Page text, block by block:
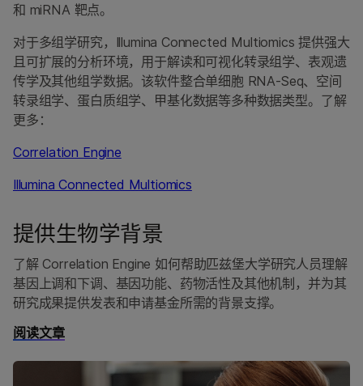
和 miRNA 靶点。
对于多组学研究，Illumina Connected Multiomics 提供强大
且可扩展的分析环境，用于解读和可视化转录组学、表观遗
传学及其他组学数据。该软件整合单细胞 RNA-Seq、空间
转录组学、蛋白质组学、甲基化数据等多种数据类型。了解
更多：
Correlation Engine
Illumina Connected Multiomics
提供生物学背景
了解 Correlation Engine 如何帮助匹兹堡大学研究人员理解
基因上调和下调、基因功能、药物活性及其他机制，并为其
研究成果提供发表和申请基金所需的背景支撑。
阅读文章